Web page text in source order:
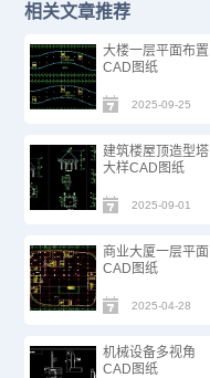
相关文章推荐
大楼一层平面布置
CAD图纸
2025-09-25
建筑楼屋顶造型塔
大样CAD图纸
2025-09-01
商业大厦一层平面
CAD图纸
2025-04-28
机械设备多视角
CAD图纸